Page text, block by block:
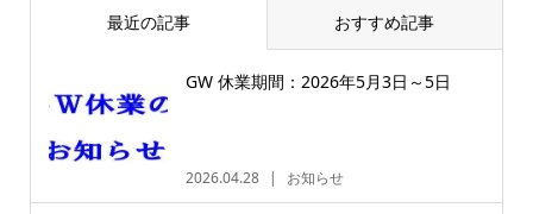
最近の記事 おすすめ記事
GW 休業期間：2026年5月3日～5日
2026.04.28 お知らせ